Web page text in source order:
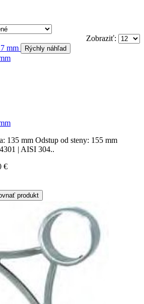
Zobraziť:
Rýchly náhľad
135 mm Odstup od steny: 155 mm
| AISI 304..
€
produkt